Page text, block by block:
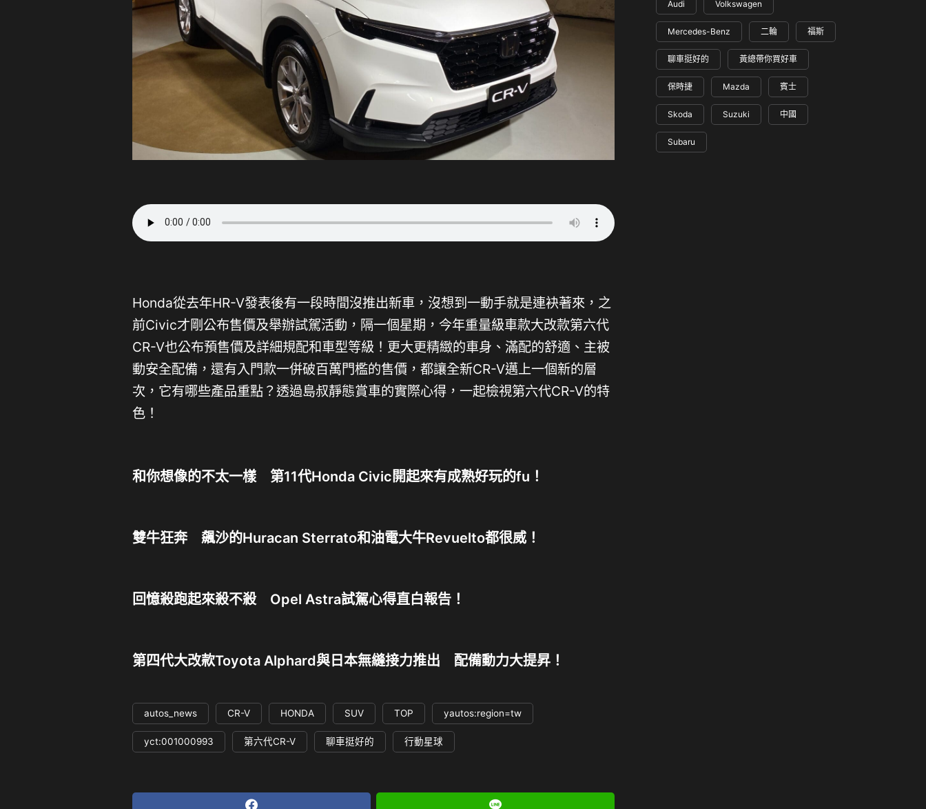
Honda從去年HR-V發表後有一段時間沒推出新車，沒想到一動手就是連袂著來，之
前Civic才剛公布售價及舉辦試駕活動，隔一個星期，今年重量級車款大改款第六代
CR-V也公布預售價及詳細規配和車型等級！更大更精緻的車身、滿配的舒適、主被
動安全配備，還有入門款一併破百萬門檻的售價，都讓全新CR-V邁上一個新的層
次，它有哪些產品重點？透過島叔靜態賞車的實際心得，一起檢視第六代CR-V的特
色！
和你想像的不太一樣 第11代Honda Civic開起來有成熟好玩的fu！
雙牛狂奔 飆沙的Huracan Sterrato和油電大牛Revuelto都很威！
回憶殺跑起來殺不殺 Opel Astra試駕心得直白報告！
第四代大改款Toyota Alphard與日本無縫接力推出 配備動力大提昇！
autos_news CR-V HONDA SUV TOP yautos:region=tw
yct:001000993 第六代CR-V 聊車挺好的 行動星球
Audi Volkswagen
Mercedes-Benz 二輪 福斯
聊車挺好的 黃總帶你買好車
保時捷 Mazda 賓士
Skoda Suzuki 中國
Subaru